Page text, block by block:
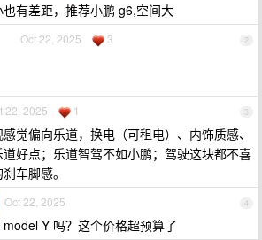
有差距，推荐小鹏 g6,空间大
2
Oct 22, 2025 3
3
22, 2025 1
觉偏向乐道，换电（可租电）、内饰质感、
好点；乐道智驾不如小鹏；驾驶这块都不喜
车脚感。
4
Oct 22, 2025
model Y 吗？这个价格超预算了